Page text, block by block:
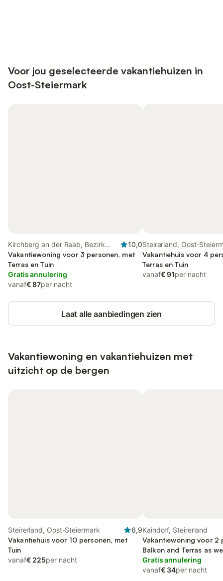
Voor jou geselecteerde vakantiehuizen in
Oost-Steiermark
Kirchberg an der Raab, Bezirk
Feldbach
10,0
Vakantiewoning voor 3 personen, met
Terras en Tuin
Gratis annulering
vanaf€ 87per nacht
Steirerland, Oost-
Vakantiehuis voor 4
Terras en Tuin
vanaf€ 91per nacht
Laat alle aanbiedingen zien
Vakantiewoning en vakantiehuizen met
uitzicht op de bergen
Steirerland, Oost-Steiermark
6,9
Vakantiehuis voor 10 personen, met
Tuin
vanaf€ 225per nacht
Kaindorf, Steirerland
Vakantiewoning voor 2
Balkon and Terras as
Gratis annulering
vanaf€ 34per nacht